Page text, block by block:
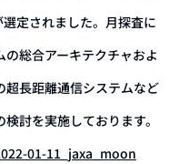
定されました。月探査に
総合アーキテクチャおよ
長距離通信システムなど
討を実施しております。
01-11_jaxa_moon